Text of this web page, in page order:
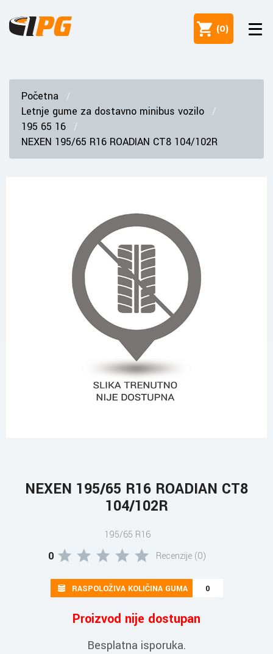
(0)
Početna
Letnje gume za dostavno minibus vozilo
195 65 16
NEXEN 195/65 R16 ROADIAN CT8 104/102R
NEXEN 195/65 R16 ROADIAN CT8
104/102R
195/65 R16
0 Recenzije (0)
RASPOLOŽIVA KOLIČINA GUMA 0
Proizvod nije dostupan
Besplatna isporuka.